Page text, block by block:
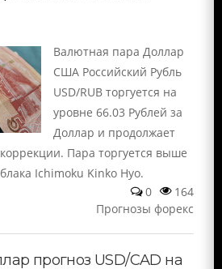
Валютная пара Доллар
США Российский Рубль
USD/RUB торгуется на
уровне 66.03 Рублей за
Доллар и продолжает
Пара торгуется выше
Ichimoku Kinko Hyo.
164
0
Прогнозы форекс
прогноз USD/CAD на